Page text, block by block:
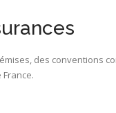
des conventions